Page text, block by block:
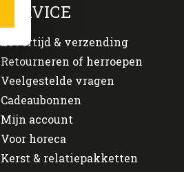
SERVICE
Levertijd & verzending
Retourneren of herroepen
Veelgestelde vragen
Cadeaubonnen
Mijn account
Voor horeca
Kerst & relatiepakketten